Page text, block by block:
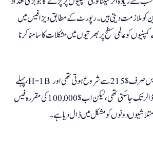
کو ملازمت دیتی ہیں۔ رپورٹ کے مطابق ویزا فیس میں
کو عالمی سطح پر بھرتیوں میں مشکلات کا سامنا کرنا
پہلے، H-1B ویزا کے لیے درخواست کی فیس صرف $215 سے شروع ہوتی تھی اور
بعض مراحل میں یہ چند ہزار ڈالر تک جا سکتی تھی، لیکن اب $100,000 کی مقررہ فیس
دونوں کو مشکل میں ڈال دیا ہے۔